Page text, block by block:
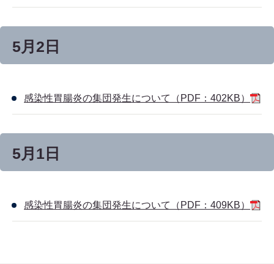
5月2日
感染性胃腸炎の集団発生について（PDF：402KB）
5月1日
感染性胃腸炎の集団発生について（PDF：409KB）